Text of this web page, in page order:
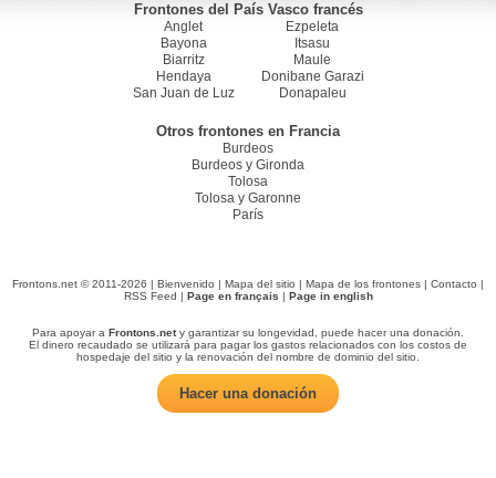
Frontones del País Vasco francés
Anglet
Bayona
Biarritz
Hendaya
San Juan de Luz
Ezpeleta
Itsasu
Maule
Donibane Garazi
Donapaleu
Otros frontones en Francia
Burdeos
Burdeos y Gironda
Tolosa
Tolosa y Garonne
París
Frontons.net © 2011-2026 | Bienvenido | Mapa del sitio | Mapa de los frontones | Contacto |
RSS Feed | Page en français | Page in english
Para apoyar a Frontons.nety garantizar su longevidad, puede hacer una donación.
El dinero recaudado se utilizará para pagar los gastos relacionados con los costos de
hospedaje del sitio y la renovación del nombre de dominio del sitio.
Hacer una donación